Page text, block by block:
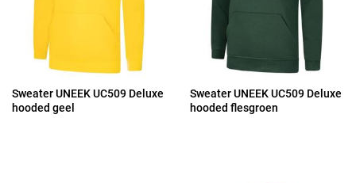
Sweater UNEEK UC509 Deluxe
hooded geel
Sweater UNEEK UC509 Deluxe
hooded flesgroen